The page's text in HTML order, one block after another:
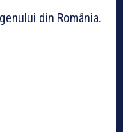
din România.